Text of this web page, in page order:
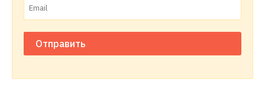
Отправить